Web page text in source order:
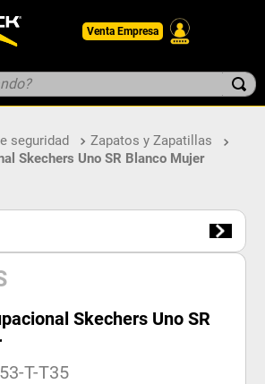
Venta Empresa
seguridad
Zapatos y Zapatillas
Skechers Uno SR Blanco Mujer
Skechers Uno SR
T-T35
1. botin